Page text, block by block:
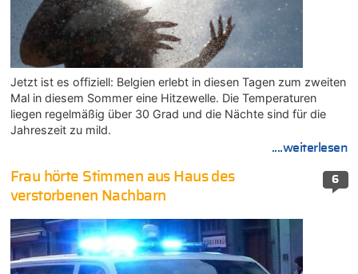
Jetzt ist es offiziell: Belgien erlebt in diesen Tagen zum zweiten
Mal in diesem Sommer eine Hitzewelle. Die Temperaturen
liegen regelmäßig über 30 Grad und die Nächte sind für die
Jahreszeit zu mild.
....weiterlesen
6
Frau hörte Stimmen aus Haus des
verstorbenen Nachbarn